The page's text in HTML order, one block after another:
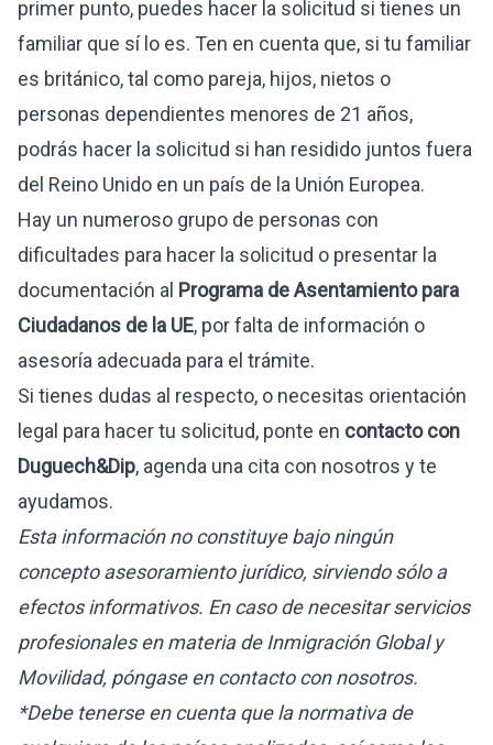
primer punto, puedes hacer la solicitud si tienes un
familiar que sí lo es. Ten en cuenta que, si tu familiar
es británico, tal como pareja, hijos, nietos o
personas dependientes menores de 21 años,
podrás hacer la solicitud si han residido juntos fuera
del Reino Unido en un país de la Unión Europea.
Hay un numeroso grupo de personas con
dificultades para hacer la solicitud o presentar la
documentación al Programa de Asentamiento para
Ciudadanos de la UE, por falta de información o
asesoría adecuada para el trámite.
Si tienes dudas al respecto, o necesitas orientación
legal para hacer tu solicitud, ponte en contacto con
Duguech&Dip, agenda una cita con nosotros y te
ayudamos.
Esta información no constituye bajo ningún
concepto asesoramiento jurídico, sirviendo sólo a
efectos informativos. En caso de necesitar servicios
profesionales en materia de Inmigración Global y
Movilidad, póngase en contacto con nosotros.
*Debe tenerse en cuenta que la normativa de